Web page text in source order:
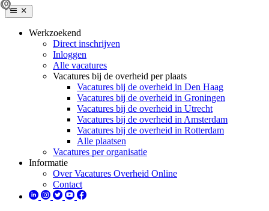
Werkzoekend
Direct inschrijven
Inloggen
Alle vacatures
Vacatures bij de overheid per plaats
Vacatures bij de overheid in Den Haag
Vacatures bij de overheid in Groningen
Vacatures bij de overheid in Utrecht
Vacatures bij de overheid in Amsterdam
Vacatures bij de overheid in Rotterdam
Alle plaatsen
Vacatures per organisatie
Informatie
Over Vacatures Overheid Online
Contact